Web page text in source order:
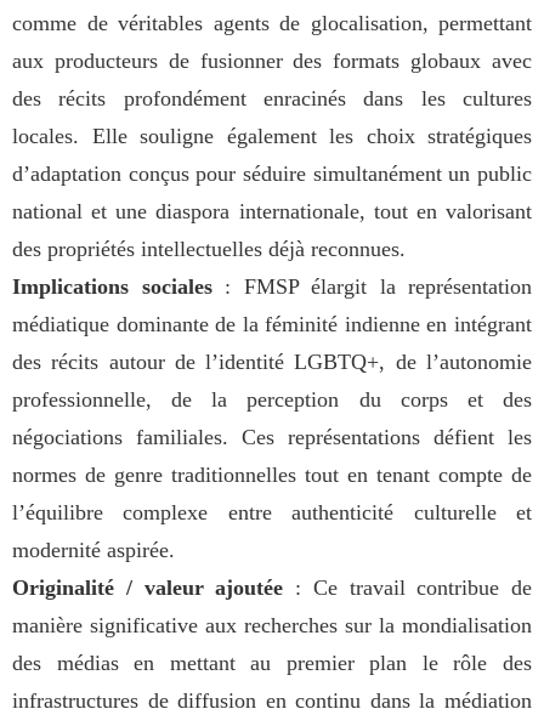
comme de véritables agents de glocalisation, permettant
aux producteurs de fusionner des formats globaux avec
des récits profondément enracinés dans les cultures
locales. Elle souligne également les choix stratégiques
d’adaptation conçus pour séduire simultanément un public
national et une diaspora internationale, tout en valorisant
des propriétés intellectuelles déjà reconnues.
Implications sociales: FMSP élargit la représentation
médiatique dominante de la féminité indienne en intégrant
des récits autour de l’identité LGBTQ+, de l’autonomie
professionnelle, de la perception du corps et des
négociations familiales. Ces représentations défient les
normes de genre traditionnelles tout en tenant compte de
l’équilibre complexe entre authenticité culturelle et
modernité aspirée.
Originalité / valeur ajoutée : Ce travail contribue de
manière significative aux recherches sur la mondialisation
des médias en mettant au premier plan le rôle des
infrastructures de diffusion en continu dans la médiation